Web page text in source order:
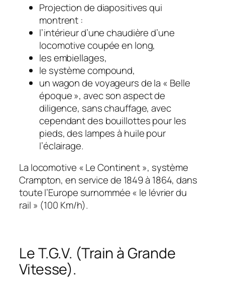
Projection de diapositives qui
montrent :
l’intérieur d’une chaudière d’une
locomotive coupée en long,
les embiellages,
le système compound,
un wagon de voyageurs de Ia « Belle
époque », avec son aspect de
diligence, sans chauffage, avec
cependant des bouillottes pour les
pieds, des lampes à huile pour
l’éclairage.
La locomotive « Le Continent », système
Crampton, en service de 1849 à 1864, dans
toute l’Europe surnommée « le lévrier du
rail » (100 Km/h).
Le T.G.V. (Train à Grande
Vitesse).